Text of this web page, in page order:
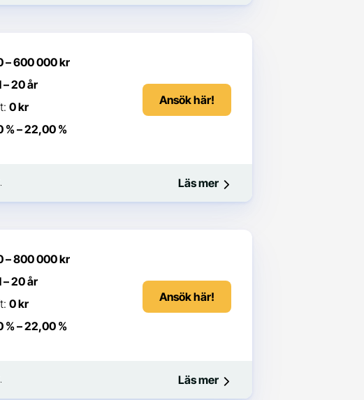
– 600 000 kr
– 20 år
0 kr
% – 22,00 %
Ansök här!
Läs mer
– 800 000 kr
– 20 år
0 kr
% – 22,00 %
Ansök här!
Läs mer